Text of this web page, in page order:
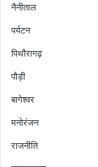
नैनीताल
पर्यटन
पिथौरागढ़
पौड़ी
बागेश्वर
मनोरंजन
राजनीति